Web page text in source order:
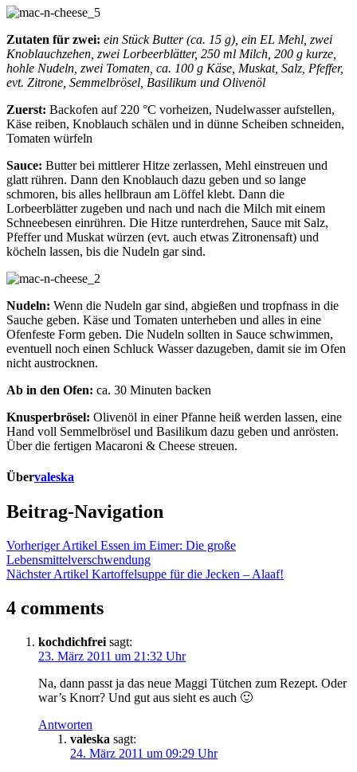
Zutaten für zwei: ein Stück Butter (ca. 15 g), ein EL Mehl, zwei
Knoblauchzehen, zwei Lorbeerblätter, 250 ml Milch, 200 g kurze,
hohle Nudeln, zwei Tomaten, ca. 100 g Käse, Muskat, Salz, Pfeffer,
evt. Zitrone, Semmelbrösel, Basilikum und Olivenöl
Zuerst: Backofen auf 220 °C vorheizen, Nudelwasser aufstellen,
Käse reiben, Knoblauch schälen und in dünne Scheiben schneiden,
Tomaten würfeln
Sauce: Butter bei mittlerer Hitze zerlassen, Mehl einstreuen und
glatt rühren. Dann den Knoblauch dazu geben und so lange
schmoren, bis alles hellbraun am Löffel klebt. Dann die
Lorbeerblätter zugeben und nach und nach die Milch mit einem
Schneebesen einrühren. Die Hitze runterdrehen, Sauce mit Salz,
Pfeffer und Muskat würzen (evt. auch etwas Zitronensaft) und
köcheln lassen, bis die Nudeln gar sind.
Nudeln: Wenn die Nudeln gar sind, abgießen und tropfnass in die
Sauche geben. Käse und Tomaten unterheben und alles in eine
Ofenfeste Form geben. Die Nudeln sollten in Sauce schwimmen,
eventuell noch einen Schluck Wasser dazugeben, damit sie im Ofen
nicht austrocknen.
Ab in den Ofen: ca. 30 Minuten backen
Knusperbrösel: Olivenöl in einer Pfanne heiß werden lassen, eine
Hand voll Semmelbrösel und Basilikum dazu geben und anrösten.
Über die fertigen Macaroni & Cheese streuen.
Übervaleska
Beitrag-Navigation
Vorheriger Artikel Essen im Eimer: Die große
Lebensmittelverschwendung
Nächster Artikel Kartoffelsuppe für die Jecken – Alaaf!
4 comments
kochdichfrei sagt:
23. März 2011 um 21:32 Uhr
Na, dann passt ja das neue Maggi Tütchen zum Rezept. Oder
war’s Knorr? Und gut aus sieht es auch 🙂
Antworten
valeska sagt:
24. März 2011 um 09:29 Uhr